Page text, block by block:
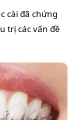
cài đã chứng
trị các vấn đề